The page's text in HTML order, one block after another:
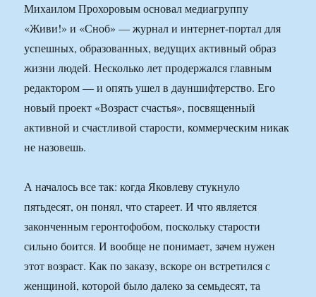
Михаилом Прохоровым основал медиагруппу
«Живи!» и «Сноб» — журнал и интернет-портал для
успешных, образованных, ведущих активный образ
жизни людей. Несколько лет продержался главным
редактором — и опять ушел в дауншифтерство. Его
новый проект «Возраст счастья», посвященный
активной и счастливой старости, коммерческим никак
не назовешь.
А началось все так: когда Яковлеву стукнуло
пятьдесят, он понял, что стареет. И что является
законченным геронтофобом, поскольку старости
сильно боится. И вообще не понимает, зачем нужен
этот возраст. Как по заказу, вскоре он встретился с
женщиной, которой было далеко за семьдесят, та